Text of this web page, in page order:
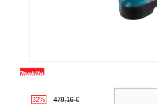
32% 479,16 €